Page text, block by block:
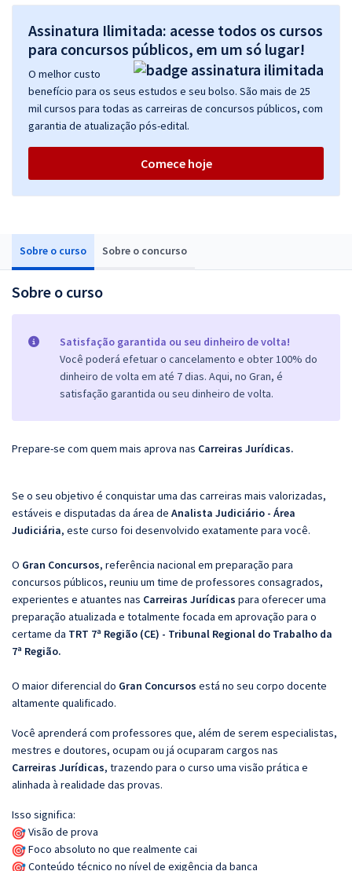
Sobre o curso Sobre o concurso
Sobre o curso
Satisfação garantida ou seu dinheiro de volta!
Você poderá efetuar o cancelamento e obter 100% do
dinheiro de volta em até 7 dias. Aqui, no Gran, é
satisfação garantida ou seu dinheiro de volta.
Prepare-se com quem mais aprova nas Carreiras Jurídicas.
Se o seu objetivo é conquistar uma das carreiras mais valorizadas,
estáveis e disputadas da área de Analista Judiciário - Área
Judiciária, este curso foi desenvolvido exatamente para você.
O Gran Concursos, referência nacional em preparação para
concursos públicos, reuniu um time de professores consagrados,
experientes e atuantes nas Carreiras Jurídicas para oferecer uma
preparação atualizada e totalmente focada em aprovação para o
certame da TRT 7ª Região (CE) - Tribunal Regional do Trabalho da
7ª Região.
O maior diferencial do Gran Concursos está no seu corpo docente
altamente qualificado.
Você aprenderá com professores que, além de serem especialistas,
mestres e doutores, ocupam ou já ocuparam cargos nas
Carreiras Jurídicas, trazendo para o curso uma visão prática e
alinhada à realidade das provas.
Isso significa:
Visão de prova
Foco absoluto no que realmente cai
Conteúdo técnico no nível de exigência da banca
Assinatura Ilimitada: acesse todos os cursos
para concursos públicos, em um só lugar!
O melhor custo
benefício para os seus estudos e seu bolso. São mais de 25
mil cursos para todas as carreiras de concursos públicos, com
garantia de atualização pós-edital.
Comece hoje